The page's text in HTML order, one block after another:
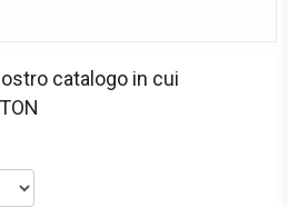
catalogo in cui